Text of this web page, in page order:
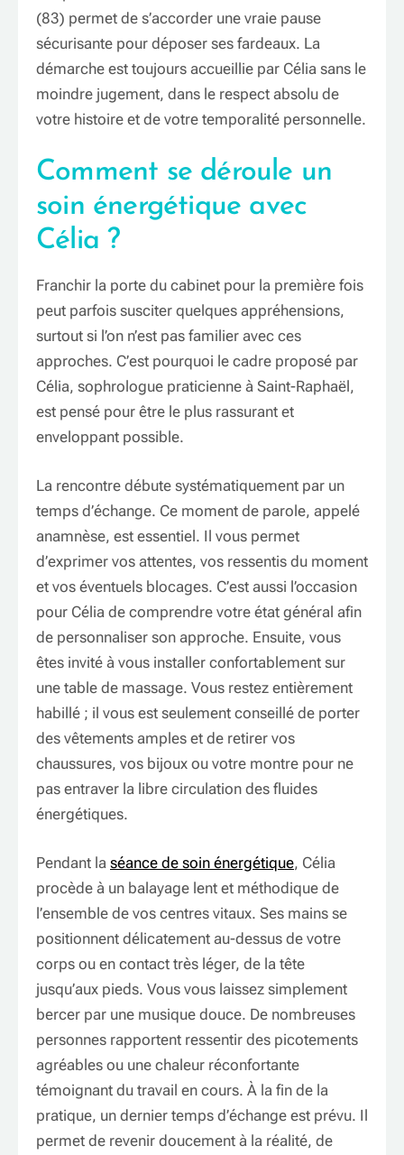
(83) permet de s’accorder une vraie pause
sécurisante pour déposer ses fardeaux. La
démarche est toujours accueillie par Célia sans le
moindre jugement, dans le respect absolu de
votre histoire et de votre temporalité personnelle.
Comment se déroule un
soin énergétique avec
Célia ?
Franchir la porte du cabinet pour la première fois
peut parfois susciter quelques appréhensions,
surtout si l’on n’est pas familier avec ces
approches. C’est pourquoi le cadre proposé par
Célia, sophrologue praticienne à Saint-Raphaël,
est pensé pour être le plus rassurant et
enveloppant possible.
La rencontre débute systématiquement par un
temps d’échange. Ce moment de parole, appelé
anamnèse, est essentiel. Il vous permet
d’exprimer vos attentes, vos ressentis du moment
et vos éventuels blocages. C’est aussi l’occasion
pour Célia de comprendre votre état général afin
de personnaliser son approche. Ensuite, vous
êtes invité à vous installer confortablement sur
une table de massage. Vous restez entièrement
habillé ; il vous est seulement conseillé de porter
des vêtements amples et de retirer vos
chaussures, vos bijoux ou votre montre pour ne
pas entraver la libre circulation des fluides
énergétiques.
Pendant la séance de soin énergétique, Célia
procède à un balayage lent et méthodique de
l’ensemble de vos centres vitaux. Ses mains se
positionnent délicatement au-dessus de votre
corps ou en contact très léger, de la tête
jusqu’aux pieds. Vous vous laissez simplement
bercer par une musique douce. De nombreuses
personnes rapportent ressentir des picotements
agréables ou une chaleur réconfortante
témoignant du travail en cours. À la fin de la
pratique, un dernier temps d’échange est prévu. Il
permet de revenir doucement à la réalité, de